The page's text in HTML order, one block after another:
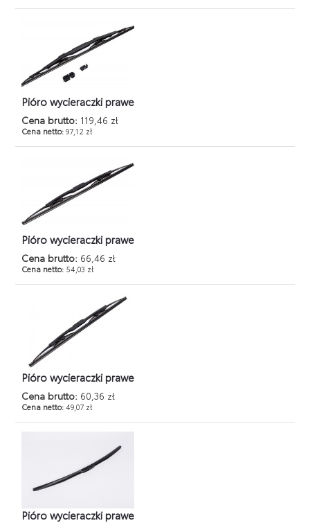
Pióro wycieraczki prawe
Cena brutto: 119,46 zł
Cena netto:97,12 zł
Pióro wycieraczki prawe
Cena brutto: 66,46 zł
Cena netto: 54,03 zł
Pióro wycieraczki prawe
Cena brutto: 60,36 zł
Cena netto:49,07 zł
Pióro wycieraczki prawe